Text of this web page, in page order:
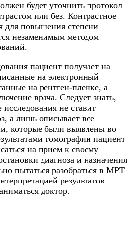
будет уточнить протокол
или без. Контрастное
для повышения степени
незаменимым методом
пациент получает на
на электронный
на рентген-пленке, а
врача. Следует знать,
исследования не ставит
а лишь описывает все
которые были выявлены во
томографии пациент
на прием к своему
диагноза и назначения
пытаться разобраться в МРТ
результатов
доктор.